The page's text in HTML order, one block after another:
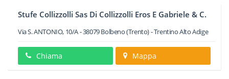
Stufe Collizzolli Sas Di Collizzolli Eros E Gabriele & C.
Via S. ANTONIO, 10/A-38079Bolbeno(Trento) -Trentino Alto Adige
Chiama Mappa